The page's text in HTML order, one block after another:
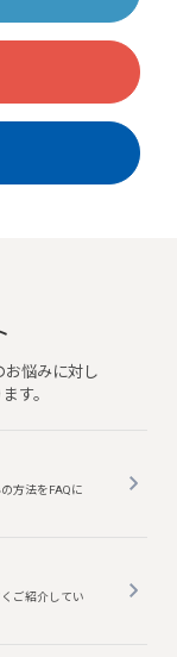
お悩みに対し
す。
方法をFAQに
ご紹介してい